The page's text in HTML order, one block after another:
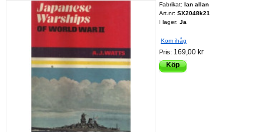
Fabrikat: Ian allan
Art.nr: SX2048k21
I lager: Ja
Kom ihåg
Pris: 169,00 kr
Köp